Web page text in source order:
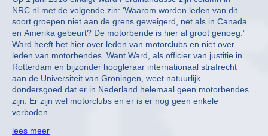
NRC.nl met de volgende zin: ‘Waarom worden leden van dit
soort groepen niet aan de grens geweigerd, net als in Canada
en Amerika gebeurt? De motorbende is hier al groot genoeg.’
Ward heeft het hier over leden van motorclubs en niet over
leden van motorbendes. Want Ward, als officier van justitie in
Rotterdam en bijzonder hoogleraar internationaal strafrecht
aan de Universiteit van Groningen, weet natuurlijk
dondersgoed dat er in Nederland helemaal geen motorbendes
zijn. Er zijn wel motorclubs en er is er nog geen enkele
verboden.
lees meer